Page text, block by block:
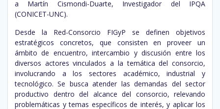
a Martín Cismondi-Duarte, Investigador del IPQA
(CONICET-UNC).
Desde la Red-Consorcio FIGyP se definen objetivos
estratégicos concretos, que consisten en proveer un
ámbito de encuentro, intercambio y discusión entre los
diversos actores vinculados a la temática del consorcio,
involucrando a los sectores académico, industrial y
tecnológico. Se busca atender las demandas del sector
productivo dentro del alcance del consorcio, relevando
problemáticas y temas específicos de interés, y aplicar los